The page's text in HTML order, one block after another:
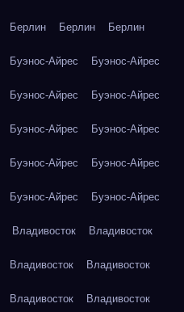
Берлин Берлин Берлин
Буэнос-Айрес Буэнос-Айрес
Буэнос-Айрес Буэнос-Айрес
Буэнос-Айрес Буэнос-Айрес
Буэнос-Айрес Буэнос-Айрес
Буэнос-Айрес Буэнос-Айрес
Владивосток Владивосток
Владивосток Владивосток
Владивосток Владивосток